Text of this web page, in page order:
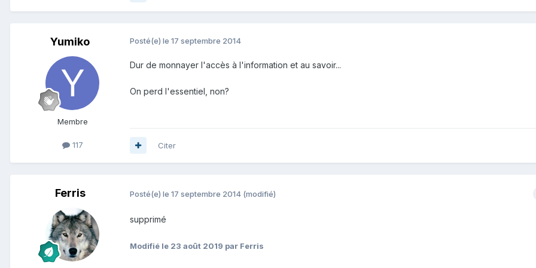
Yumiko
Membre
117
Posté(e) le 17 septembre 2014
Dur de monnayer l'accès à l'information et au savoir...
On perd l'essentiel, non?
Citer
Ferris Posté(e) le 17 septembre 2014 (modifié)
supprimé
Modifié le 23 août 2019 par Ferris